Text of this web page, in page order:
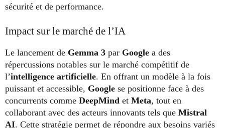
sécurité et de performance.
Impact sur le marché de l’IA
Le lancement de Gemma 3 par Google a des
répercussions notables sur le marché compétitif de
l’intelligence artificielle. En offrant un modèle à la fois
puissant et accessible, Google se positionne face à des
concurrents comme DeepMind et Meta, tout en
collaborant avec des acteurs innovants tels que Mistral
AI. Cette stratégie permet de répondre aux besoins variés